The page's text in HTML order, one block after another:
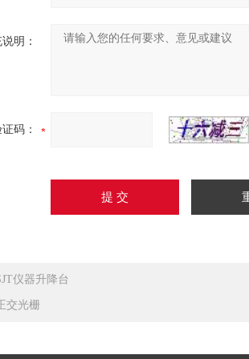
明：
码：
仪器升降台
交光栅